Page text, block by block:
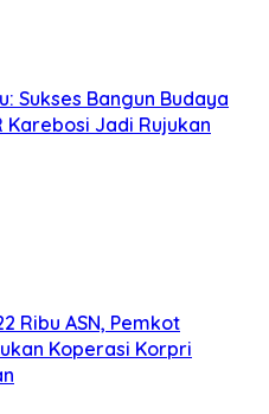
Sukses Bangun Budaya
Karebosi Jadi Rujukan
Ribu ASN, Pemkot
Koperasi Korpri